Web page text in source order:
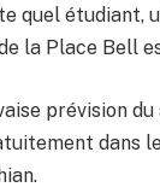
quel étudiant,
la Place Bell
prévision
dans